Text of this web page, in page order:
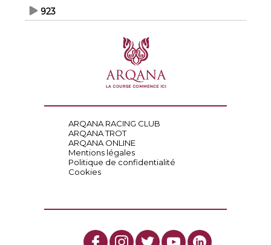
923
ARQANA RACING CLUB
ARQANA TROT
ARQANA ONLINE
Mentions légales
Politique de confidentialité
Cookies